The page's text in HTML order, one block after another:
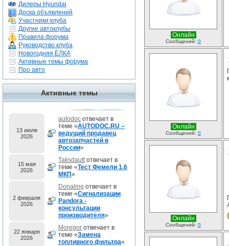
Дилеры Hyundai
Доска объявлений
Участники клуба
Другие автоклубы
Правила форума
Руководство клуба
Новогодняя ЁЛКА
Активные темы форума
Про авто
Активные темы
13 июля
2026
autodoc отвечает в
теме «AUTODOC.RU –
ведущий продавец
автозапчастей в
России»
15 мая
2026
Taksdauttотвечает в
теме «Тест Фемели 1.6
МКП»
2 февраля
2026
Donaling отвечает в
теме «Сигнализации
Pandora -
консультации
производителя»
22 января
2026
Moregor отвечает в
теме «Замена
топливного фильтра»
Онлайн
Сообщений: 0
Онлайн
Сообщений: 0
Онлайн
Сообщений: 0